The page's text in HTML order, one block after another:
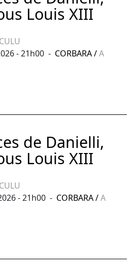
Louis XIII
- 21h00 - CORBARA/A
de Danielli,
Louis XIII
- 21h00 - CORBARA/A